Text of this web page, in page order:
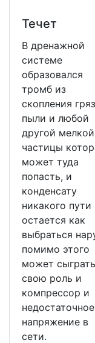
Течет
В дренажной
системе
образовался
тромб из
скопления
пыли и любой
другой мелкой
частицы
может туда
попасть, и
конденсату
никакого пути
остается как
выбраться
помимо этого
может сыграть
свою роль и
компрессор и
недостаточное
напряжение в
сети.